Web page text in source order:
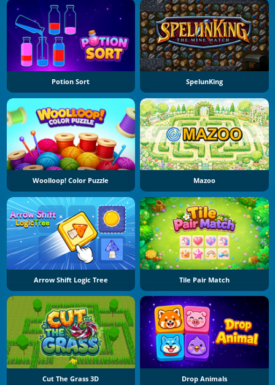
Potion Sort SpelunKing
Woolloop! Color Puzzle Mazoo
Arrow Shift Logic Tree Tile Pair Match
Cut The Grass 3D Drop Animals